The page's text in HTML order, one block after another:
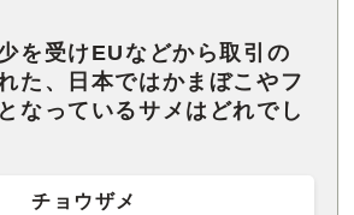
を受けEUなどから取引の
た、日本ではかまぼこやフ
なっているサメはどれでし
チョウザメ